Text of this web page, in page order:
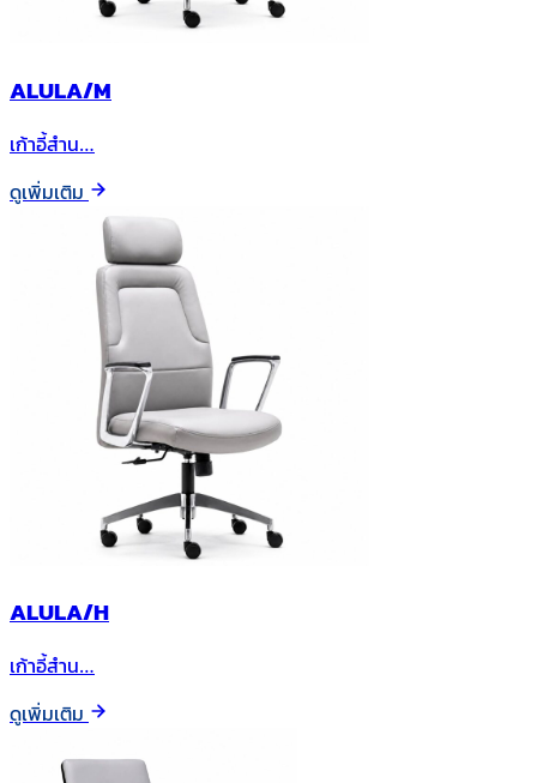
ALULA/M
เก้าอี้สำน…
ดูเพิ่มเติม
ALULA/H
เก้าอี้สำน…
ดูเพิ่มเติม